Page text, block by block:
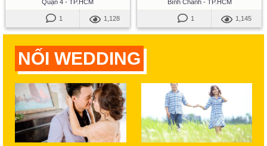
Quận 4 - TP.HCM
1 1,128
Bình Chánh - TP.HCM
1 1,145
NỐI WEDDING